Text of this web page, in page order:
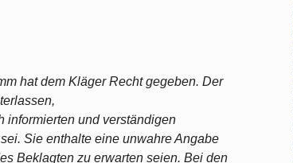
hat dem Kläger Recht gegeben. Der
informierten und verständigen
Sie enthalte eine unwahre Angabe
Beklagten zu erwarten seien. Bei den